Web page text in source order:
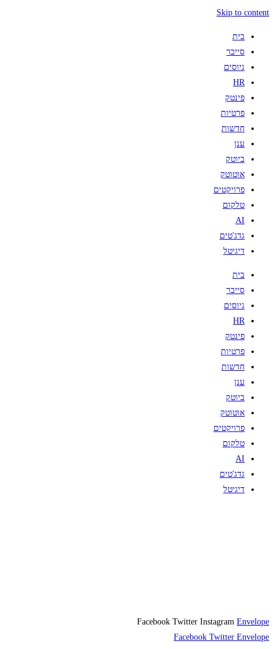
Skip to content
בית
סייבר
גיוסים
HR
פינטק
פרטיות
חדשות
ענן
ביוטק
אוטוטק
פרויקטים
טלקום
AI
גדג'טים
דיגיטל
בית
סייבר
גיוסים
HR
פינטק
פרטיות
חדשות
ענן
ביוטק
אוטוטק
פרויקטים
טלקום
AI
גדג'טים
דיגיטל
Facebook Twitter Instagram Envelope
Facebook Twitter Envelope